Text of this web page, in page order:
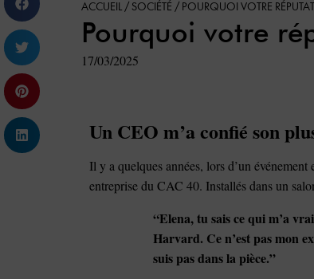
ACCUEIL / SOCIÉTÉ / POURQUOI VOTRE
Pourquoi votre
17/03/2025
Un CEO m’a confié son
Il y a quelques années, lors d’un
entreprise du CAC 40. Installés dans un
“Elena, tu sais ce qui m’a
Harvard. Ce n’est pas mon
suis pas dans la pièce.”